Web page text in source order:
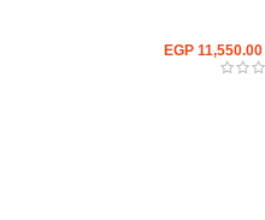
EGP 11,550.00